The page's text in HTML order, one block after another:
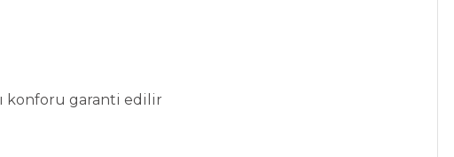
konforu garanti edilir